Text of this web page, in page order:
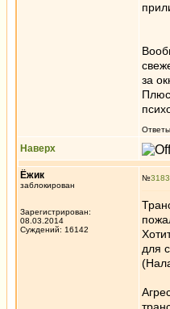
за
Наверх
Ёжик
заблокирован
Зарегистрирован:
08.03.2014
Суждений: 16142
№
для